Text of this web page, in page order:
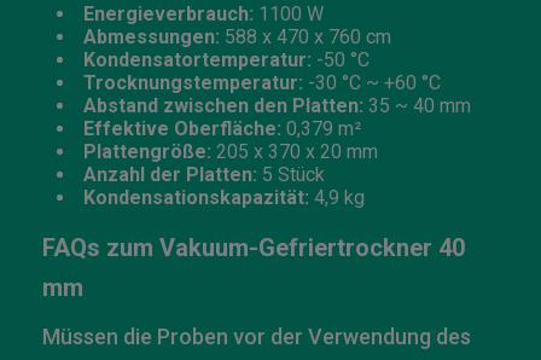
Energieverbrauch: 1100 W
Abmessungen: 588 x 470 x 760 cm
Kondensatortemperatur: -50 °C
Trocknungstemperatur: -30 °C ~ +60 °C
Abstand zwischen den Platten: 35 ~ 40 mm
Effektive Oberfläche: 0,379 m²
Plattengröße: 205 x 370 x 20 mm
Anzahl der Platten: 5 Stück
Kondensationskapazität: 4,9 kg
FAQs zum Vakuum-Gefriertrockner 40
mm
Müssen die Proben vor der Verwendung des